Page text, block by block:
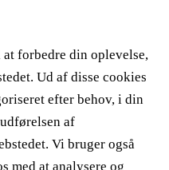
forbedre din oplevelse,
Ud af disse cookies
efter behov, i din
af
Vi bruger også
med at analysere og